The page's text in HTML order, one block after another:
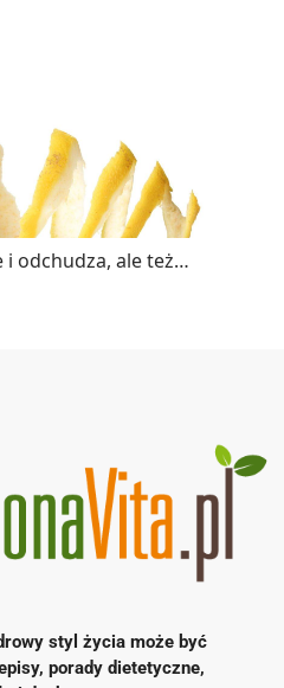
i odchudza, ale też…
styl życia może być
porady dietetyczne,